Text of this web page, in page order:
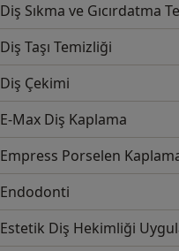
Diş Sıkma ve Gıcırdatma
Diş Taşı Temizliği
Diş Çekimi
E-Max Diş Kaplama
Empress Porselen
Endodonti
Estetik Diş Hekimliği